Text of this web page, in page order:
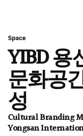
Space
YIBD
문화공
성
Cultural Branding
Yongsan